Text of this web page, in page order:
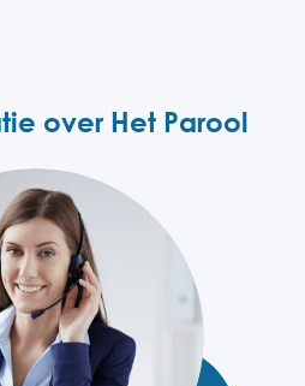
over Het Parool